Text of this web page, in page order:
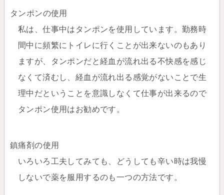
タンポンの使用
私は、仕事中はタンポンを使用しています。勤務時
間中に頻繁にトイレに行くことが出来ないのもあり
ますが、タンポンだと経血が流れ出る不快感を感じ
なくて済むし、経血が流れ出る感覚がないことで生
理中だということを意識しなくて仕事が出来るので
タンポン使用はお勧めです。
鎮痛剤の使用
いろいろ工夫してみても、どうしても辛い時は我慢
しないで薬を服用するのも一つの方法です。